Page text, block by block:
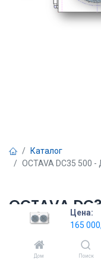
Цена:
165
Дом Поиск
Каталог
OCTAVA DC35 500
OCTAVA
систем
165 000,00 руб